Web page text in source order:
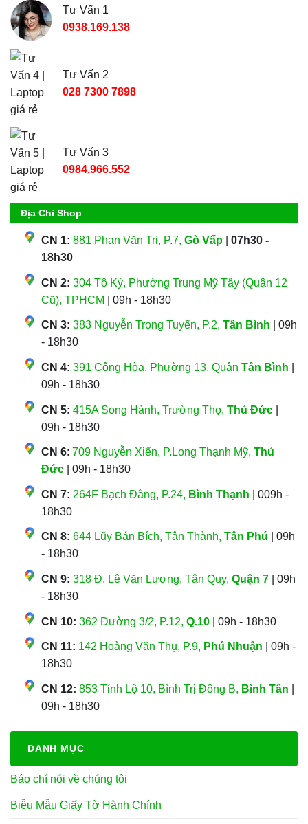
Tư Vấn 1
0938.169.138
Tư Vấn 2
028 7300 7898
Tư Vấn 3
0984.966.552
Địa Chỉ Shop
CN 1: 881 Phan Văn Trị, P.7, Gò Vấp
07h30 -
18h30
CN 2: 304 Tô Ký, Phường Trung Mỹ Tây (Quận 12
Cũ), TPHCM
| 09h - 18h30
CN 3: 383 Nguyễn Trọng Tuyển, P.2, Tân Bình | 09h
- 18h30
CN 4: 391 Cộng Hòa, Phường 13, Quận Tân Bình
09h - 18h30
CN 5: 415A Song Hành, Trường Thọ, Thủ Đức
09h - 18h30
CN 6: 709 Nguyễn Xiển, P.Long Thạnh Mỹ, Thủ
Đức | 09h - 18h30
CN 7: 264F Bạch Đằng, P.24, Bình Thạnh | 009h -
18h30
CN 8: 644 Lũy Bán Bích, Tân Thành, Tân Phú | 09h
- 18h30
CN 9: 318 Đ. Lê Văn Lương, Tân Quy, Quận 7 | 09h
- 18h30
CN 10: 362 Đường 3/2, P.12, Q.10 | 09h - 18h30
CN 11: 142 Hoàng Văn Thụ, P.9, Phú Nhuận | 09h -
18h30
CN 12: 853 Tỉnh Lộ 10, Bình Trị Đông B, Bình Tân
09h - 18h30
DANH MỤC
Báo chí nói về chúng tôi
Biễu Mẫu Giấy Tờ Hành Chính